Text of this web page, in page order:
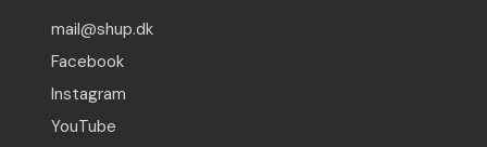
mail@shup.dk
Facebook
Instagram
YouTube